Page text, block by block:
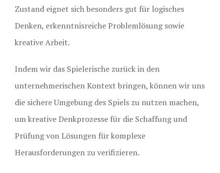
Zustand eignet sich besonders gut für logisches
Denken, erkenntnisreiche Problemlösung sowie
kreative Arbeit.
Indem wir das Spielerische zurück in den
unternehmerischen Kontext bringen, können wir uns
die sichere Umgebung des Spiels zu nutzen machen,
um kreative Denkprozesse für die Schaffung und
Prüfung von Lösungen für komplexe
Herausforderungen zu verifizieren.